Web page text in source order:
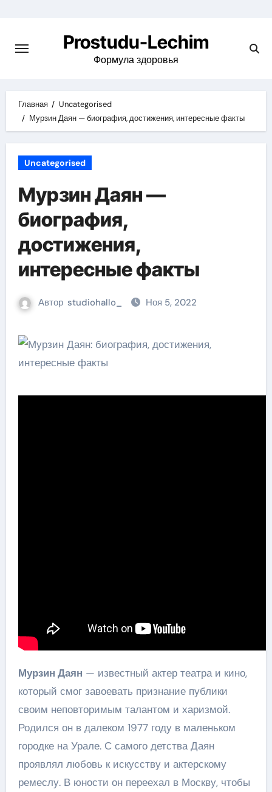
содержимому
Prostudu-Lechim
Формула здоровья
Главная
Uncategorised
Мурзин Даян — биография, достижения, интересные факты
Uncategorised
Мурзин Даян —
биография,
достижения,
интересные факты
Автор studiohallo_ Ноя 5, 2022
Мурзин Даян — известный актер театра и кино,
который смог завоевать признание публики
своим неповторимым талантом и харизмой.
Родился он в далеком 1977 году в маленьком
городке на Урале. С самого детства Даян
проявлял любовь к искусству и актерскому
ремеслу. В юности он переехал в Москву, чтобы